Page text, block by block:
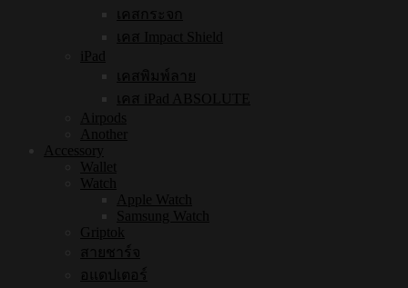
เคสกระจก
เคส Impact Shield
iPad
เคสพิมพ์ลาย
เคส iPad ABSOLUTE
Airpods
Another
Accessory
Wallet
Watch
Apple Watch
Samsung Watch
Griptok
สายชาร์จ
อแดปเตอร์